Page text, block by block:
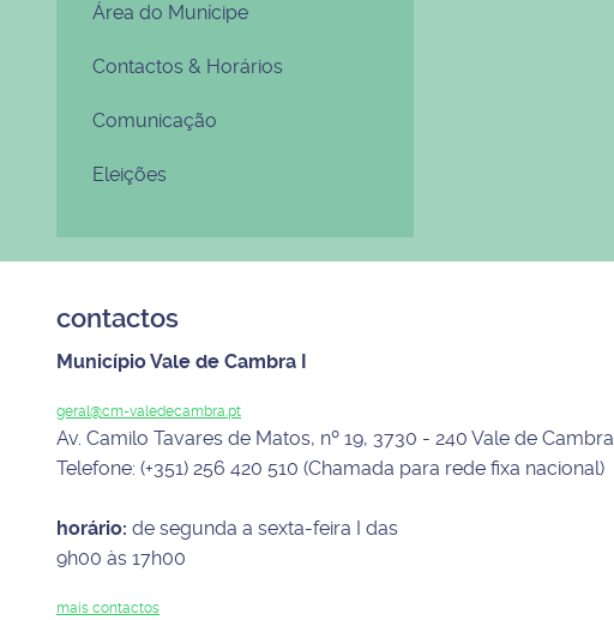
Área do Munícipe
Contactos & Horários
Comunicação
Eleições
contactos
Município Vale de Cambra I
geral@cm-valedecambra.pt
Av. Camilo Tavares de Matos, nº 19, 3730 - 240 Vale de Cambra
Telefone: (+351) 256 420 510 (Chamada para rede fixa nacional)
horário: de segunda a sexta-feira I das
9h00 às 17h00
mais contactos